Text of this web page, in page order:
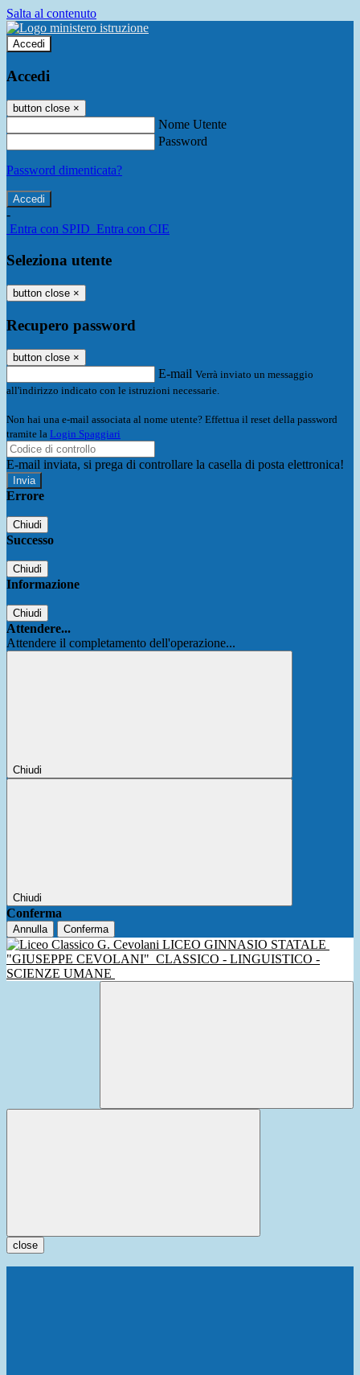
Salta al contenuto
Accedi
Accedi
button close ×
Nome Utente
Password
Password dimenticata?
-
Entra con SPID Entra con CIE
Seleziona utente
button close ×
Recupero password
button close ×
E-mail Verrà inviato un messaggio
all'indirizzo indicato con le istruzioni necessarie.
Non hai una e-mail associata al nome utente? Effettua il reset della password
tramite la Login Spaggiari
E-mail inviata, si prega di controllare la casella di posta elettronica!
Errore
Chiudi
Successo
Chiudi
Informazione
Chiudi
Attendere...
Attendere il completamento dell'operazione...
Chiudi
Chiudi
Conferma
Annulla Conferma
LICEO GINNASIO STATALE
"GIUSEPPE CEVOLANI" CLASSICO - LINGUISTICO -
SCIENZE UMANE
close